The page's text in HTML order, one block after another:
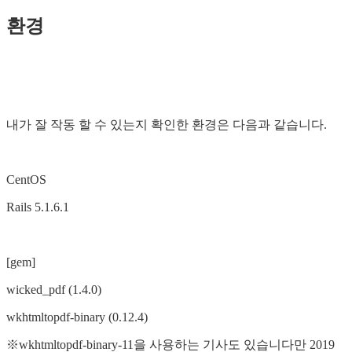
환경
내가 잘 작동 할 수 있는지 확인한 환경은 다음과 같습니다.
CentOS
Rails 5.1.6.1
[gem]
wicked_pdf (1.4.0)
wkhtmltopdf-binary (0.12.4)
※wkhtmltopdf-binary-11을 사용하는 기사도 있습니다만 2019